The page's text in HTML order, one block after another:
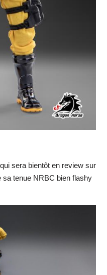
sera bientôt en review sur
sa tenue NRBC bien flashy